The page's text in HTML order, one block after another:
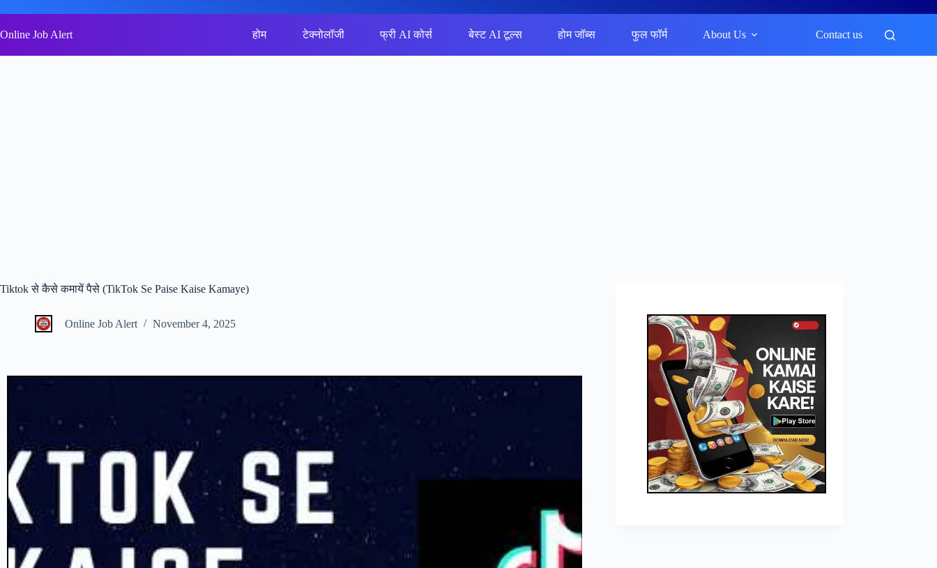
to
content
Online Job Alert होम टेक्नोलॉजी फ्री AI कोर्स बेस्ट AI टूल्स होम जॉब्स फुल फॉर्म About Us Contact us
Tiktok से कैसे कमायें पैसे (TikTok Se Paise Kaise Kamaye)
Online Job Alert November 4, 2025